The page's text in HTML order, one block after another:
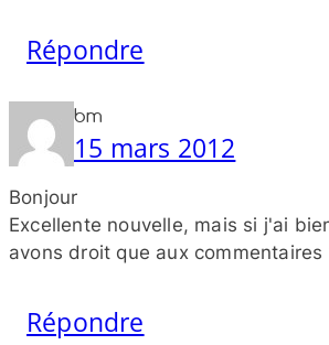
Répondre
bm
15 mars 2012
Bonjour
Excellente nouvelle, mais si j'ai
avons droit que aux commentaires
Répondre